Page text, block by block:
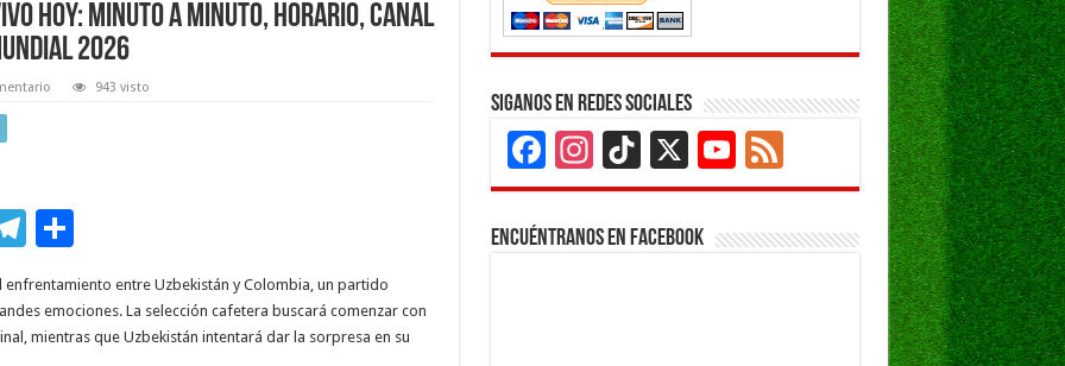
HOY: minuto a minuto, horario, canal
2026
943 visto
es
T
el
e
gr
C
o
m
p
entre Uzbekistán y Colombia, un partido
emociones. La selección cafetera buscará comenzar con
mientras que Uzbekistán intentará dar la sorpresa en su
Siganos en Redes Sociales
Facebook
Instagram
TikTok
X YouTube
Channel
Feed
Encuéntranos en Facebook